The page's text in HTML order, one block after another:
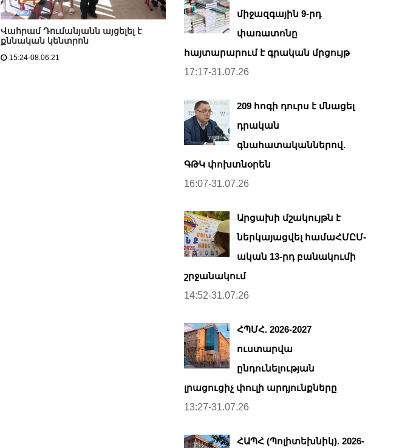
Վահրամ Դումանյանն այցելել է
քննական կենտրոն
15:24-08.06.21
միջազգային 9-րդ
փառատոնը
հայտարարում է գրական մրցույթ
17:17-31.07.26
209 հոգի դուրս է մնացել
դրական
գնահատականներով.
ԳԹԿ փոխտնօրեն
16:07-31.07.26
Արցախի մշակույթն է
ներկայացվել համաՀՄԸՄ-
ական 13-րդ բանակումի
շրջանակում
14:52-31.07.26
ՀՊՄՀ. 2026-2027
ուստարվա
ընդունելության
լրացուցիչ փուլի արդյունքները
13:27-31.07.26
ՀԱՊՀ (Պոլիտեխնիկ). 2026-